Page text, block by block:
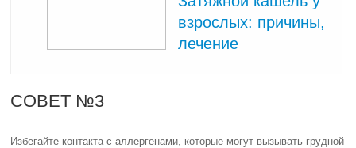
взрослых: причины,
лечение
СОВЕТ №3
Избегайте контакта с аллергенами, которые могут вызывать грудной